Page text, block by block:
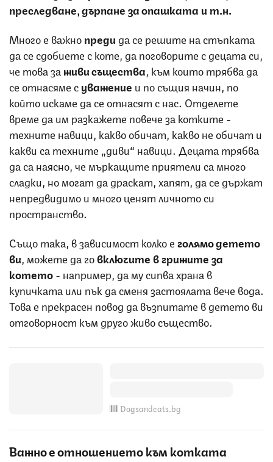
преследване, дърпане за опашката и т.н.
Много е важнопредида се решите на стъпката
да се сдобиете с коте, да поговорите с децата си,
че това за живи същества , към които трябва да
се отнасяме суважение и по същия начин, по
който искаме да се отнасят с нас. Отделете
време да им разкажете повече за котките -
техните навици, какво обичат, какво не обичат и
какви са техните „диви“ навици. Децата трябва
да са наясно, че мъркащите приятели са много
сладки, но могат да драскат, хапят, да се държат
непредвидимо и много ценят личното си
пространство.
Също така, в зависимост колко еголямо детето
ви , можете да говключите вгрижите за
котето- например, да му сипва храна в
купичката или пък да сменя застоялата вече вода.
Това е прекрасен повод да възпитате в детето ви
отговорност към друго живо същество.
Dogsandcats.bg
Важно е отношението към котката